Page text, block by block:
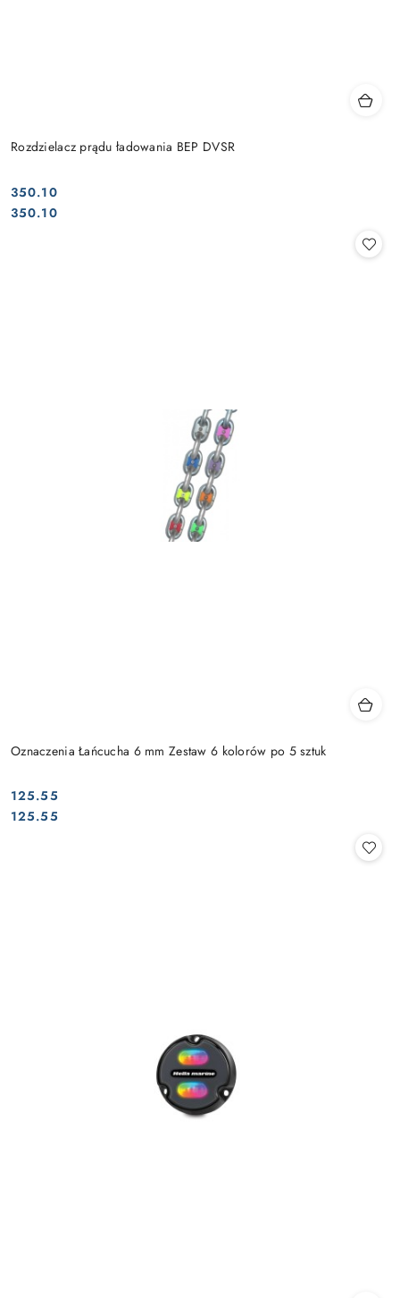
Rozdzielacz prądu ładowania BEP DVSR
Cena:
350.10
Cena:
350.10
Oznaczenia Łańcucha 6 mm Zestaw 6 kolorów po 5 sztuk
Cena:
125.55
Cena:
125.55